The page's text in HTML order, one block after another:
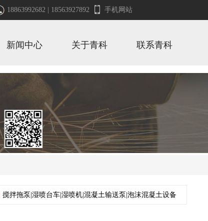
18863992682 | 18563927892 手机网站
新闻中心 关于青科 联系青科
搅拌拖泵|湿喷台车|湿喷机|混凝土输送泵|泡沫混凝土设备